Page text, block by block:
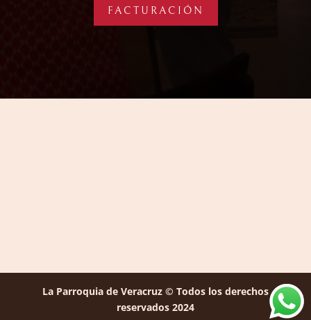
FACTURACIÓN
La Parroquia de Veracruz © Todos los derechos
reservados 2024